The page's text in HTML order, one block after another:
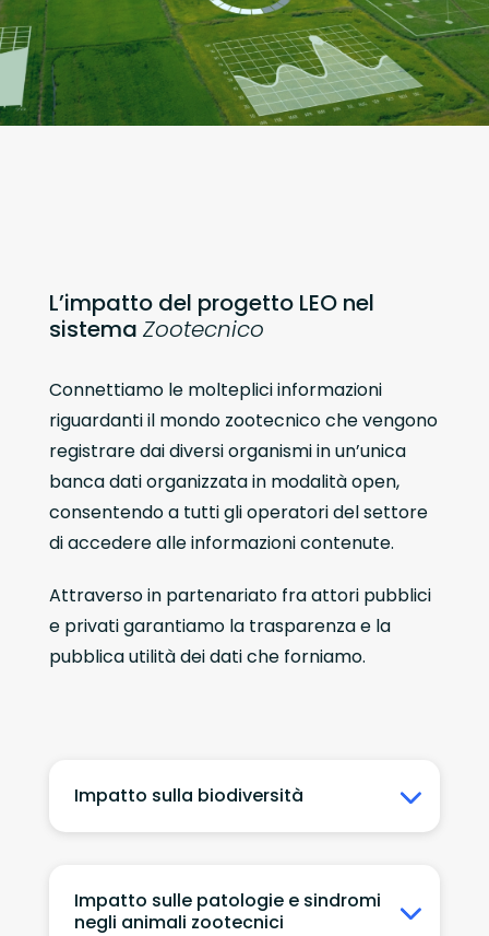
L’impatto del progetto LEO nel
sistema Zootecnico
Connettiamo le molteplici informazioni
riguardanti il mondo zootecnico che vengono
registrare dai diversi organismi in un’unica
banca dati organizzata in modalità open,
consentendo a tutti gli operatori del settore
di accedere alle informazioni contenute.
Attraverso in partenariato fra attori pubblici
e privati garantiamo la trasparenza e la
pubblica utilità dei dati che forniamo.
Impatto sulla biodiversità
Impatto sulle patologie e sindromi
negli animali zootecnici